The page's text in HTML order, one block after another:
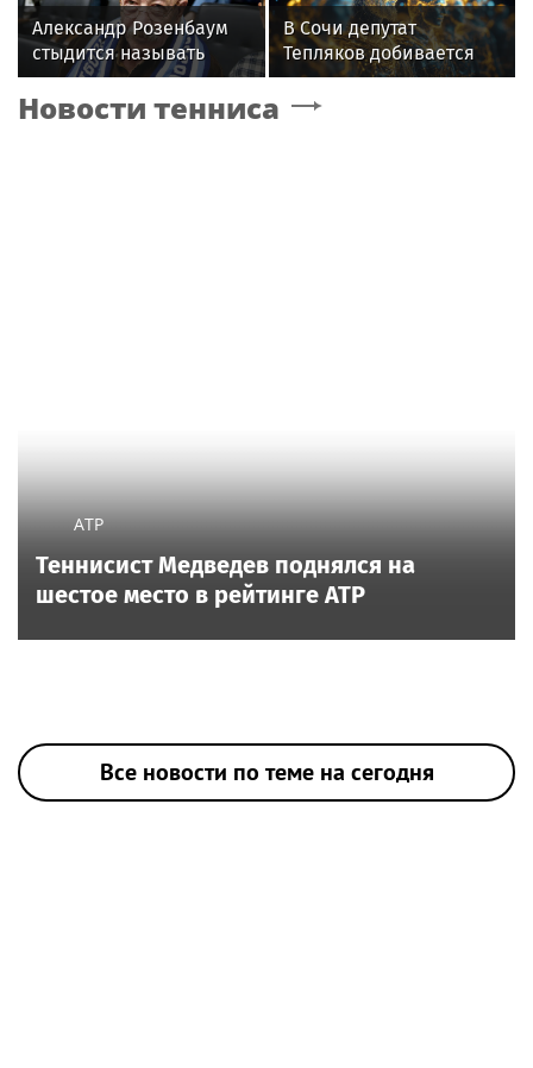
Александр Розенбаум
стыдится называть
себя звездой
В Сочи депутат
Тепляков добивается
изменений в Генплан
для нового детсада
Новости тенниса
ATP
Теннисист Медведев поднялся на
шестое место в рейтинге ATP
Все новости по теме на сегодня